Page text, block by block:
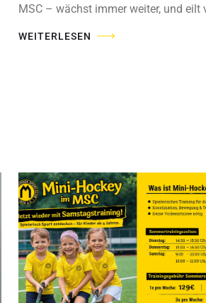
MSC – wächst immer weiter, und eilt
WEITERLESEN